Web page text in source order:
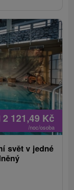
2 121,49 Kč
/noc/osoba
svět v jedné